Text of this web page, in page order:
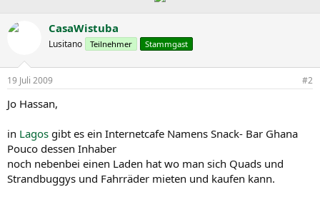
CasaWistuba
Lusitano Teilnehmer Stammgast
19 Juli 2009 #2
Jo Hassan,
in Lagos gibt es ein Internetcafe Namens Snack- Bar Ghana
Pouco dessen Inhaber
noch nebenbei einen Laden hat wo man sich Quads und
Strandbuggys und Fahrräder mieten und kaufen kann.